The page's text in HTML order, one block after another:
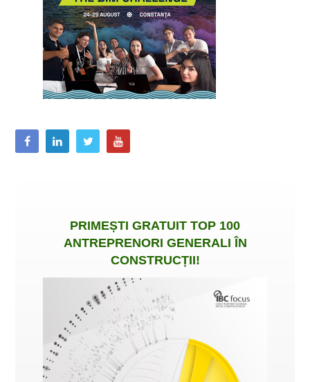
PRIMEȘTI GRATUIT TOP 100
ANTREPRENORI GENERALI ÎN
CONSTRUCȚII!